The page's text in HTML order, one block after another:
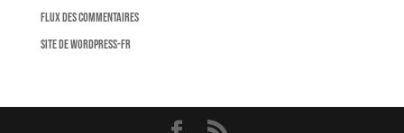
Flux des commentaires
Site de WordPress-FR